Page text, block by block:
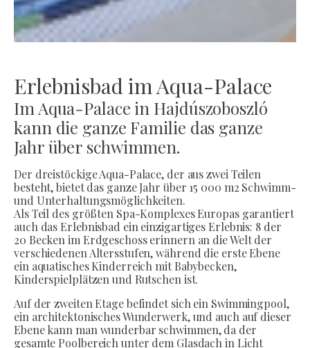
Erlebnisbad im Aqua-Palace
Im Aqua-Palace in Hajdúszoboszló
kann die ganze Familie das ganze
Jahr über schwimmen.
Der dreistöckige Aqua-Palace, der aus zwei Teilen
besteht, bietet das ganze Jahr über 15 000 m2 Schwimm-
und Unterhaltungsmöglichkeiten.
Als Teil des größten Spa-Komplexes Europas garantiert
auch das Erlebnisbad ein einzigartiges Erlebnis: 8 der
20 Becken im Erdgeschoss erinnern an die Welt der
verschiedenen Altersstufen, während die erste Ebene
ein aquatisches Kinderreich mit Babybecken,
Kinderspielplätzen und Rutschen ist.
Auf der zweiten Etage befindet sich ein Swimmingpool,
ein architektonisches Wunderwerk, und auch auf dieser
Ebene kann man wunderbar schwimmen, da der
gesamte Poolbereich unter dem Glasdach in Licht